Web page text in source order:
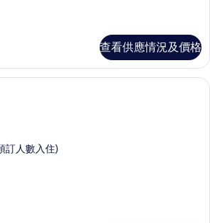
查看供應情況及價格
迷你吧、房內夾萬、書桌、熨斗/熨衫
訂人數入住)